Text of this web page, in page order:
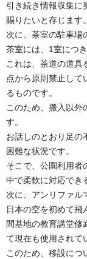
引き続き情報収集に
賜りたいと存じます。
次に、茶室の駐車場
茶室には、1室につ
これは、茶道の道具
点から原則禁止して
るものです。
このため、搬入以外
す。
お話しのとおり足の
困難な状況です。
そこで、公園利用者
中で柔軟に対応でき
次に、アンリファル
日本の空を初めて飛
間基地の教育講堂修
て現在も使用されて
このため、移設に